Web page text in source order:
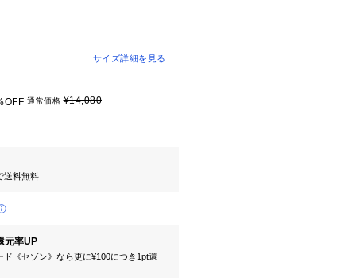
サイズ詳細を見る
通常価格¥14,080
送料無料
元率UP
《セゾン》なら更に¥100につき1pt還